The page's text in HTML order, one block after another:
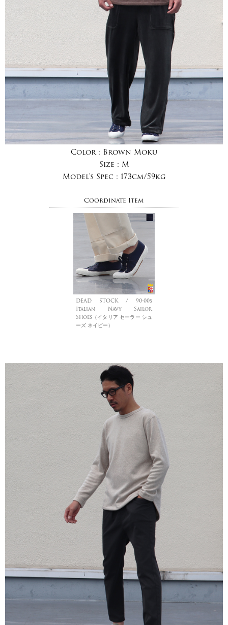
Color : Brown Moku
Size : M
Model's Spec : 173cm/59kg
Coordinate Item
DEAD STOCK / 90-00s
Italian Navy Sailor
Shoes（イタリア セーラー シュ
ーズ ネイビー）